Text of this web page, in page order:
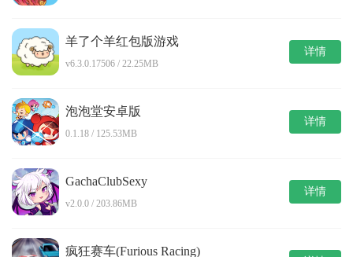
羊了个羊红包版游戏
v6.3.0.17506 / 22.25MB
详情
泡泡堂安卓版
0.1.18 / 125.53MB
详情
GachaClubSexy
v2.0.0 / 203.86MB
详情
疯狂赛车(Furious Racing)